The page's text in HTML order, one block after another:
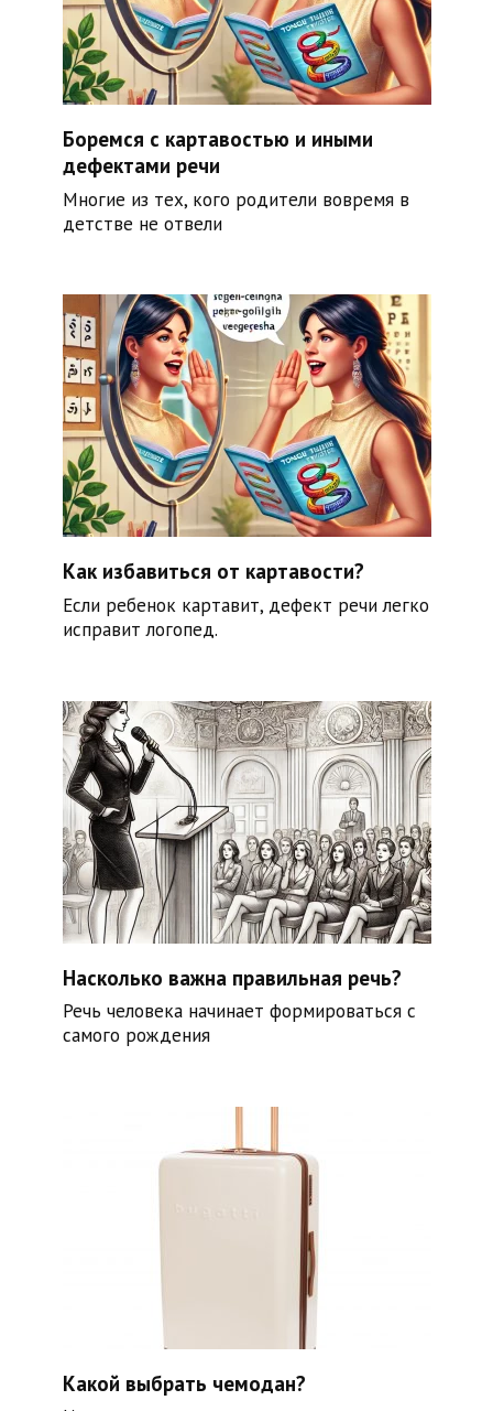
Боремся с картавостью и иными
дефектами речи
Многие из тех, кого родители вовремя в
детстве не отвели
Как избавиться от картавости?
Если ребенок картавит, дефект речи легко
исправит логопед.
Насколько важна правильная речь?
Речь человека начинает формироваться с
самого рождения
Какой выбрать чемодан?